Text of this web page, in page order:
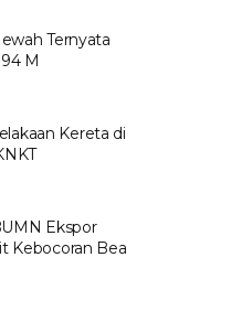
Ternyata
M
Kereta di
Ekspor
Kebocoran Bea